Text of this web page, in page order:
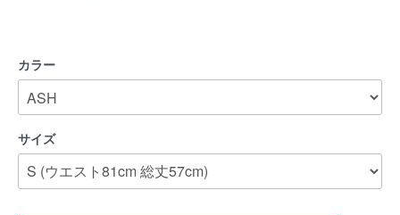
カラー
サイズ